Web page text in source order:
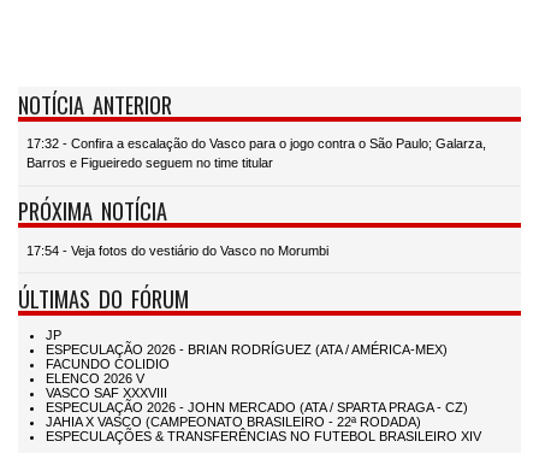
NOTÍCIA ANTERIOR
17:32 - Confira a escalação do Vasco para o jogo contra o São Paulo; Galarza,
Barros e Figueiredo seguem no time titular
PRÓXIMA NOTÍCIA
17:54 - Veja fotos do vestiário do Vasco no Morumbi
ÚLTIMAS DO FÓRUM